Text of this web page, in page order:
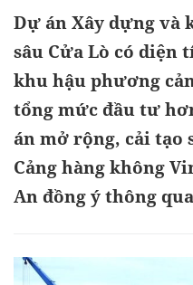
Dự án Xây dựng và
sâu Cửa Lò có diện
khu hậu phương
tổng mức đầu tư
án mở rộng, cải tạo
Cảng hàng không
An đồng ý thông